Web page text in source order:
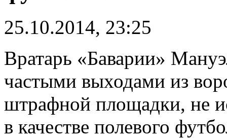
25.10.2014, 23:25
Вратарь «Баварии»
частыми выходами из
штрафной площадки, не
в качестве полевого